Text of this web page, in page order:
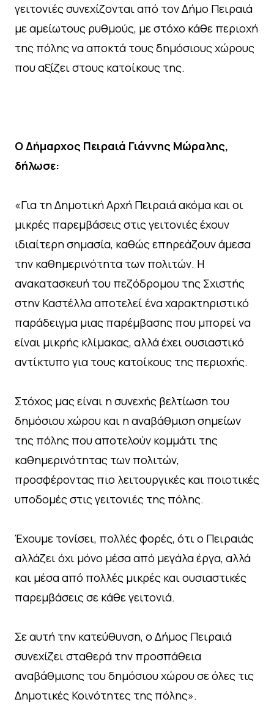
γειτονιές συνεχίζονται από τον Δήμο Πειραιά
με αμείωτους ρυθμούς, με στόχο κάθε περιοχή
της πόλης να αποκτά τους δημόσιους χώρους
που αξίζει στους κατοίκους της.
Ο Δήμαρχος Πειραιά Γιάννης Μώραλης,
δήλωσε:
«Για τη Δημοτική Αρχή Πειραιά ακόμα και οι
μικρές παρεμβάσεις στις γειτονιές έχουν
ιδιαίτερη σημασία, καθώς επηρεάζουν άμεσα
την καθημερινότητα των πολιτών. Η
ανακατασκευή του πεζόδρομου της Σχιστής
στην Καστέλλα αποτελεί ένα χαρακτηριστικό
παράδειγμα μιας παρέμβασης που μπορεί να
είναι μικρής κλίμακας, αλλά έχει ουσιαστικό
αντίκτυπο για τους κατοίκους της περιοχής.
Στόχος μας είναι η συνεχής βελτίωση του
δημόσιου χώρου και η αναβάθμιση σημείων
της πόλης που αποτελούν κομμάτι της
καθημερινότητας των πολιτών,
προσφέροντας πιο λειτουργικές και ποιοτικές
υποδομές στις γειτονιές της πόλης.
Έχουμε τονίσει, πολλές φορές, ότι ο Πειραιάς
αλλάζει όχι μόνο μέσα από μεγάλα έργα, αλλά
και μέσα από πολλές μικρές και ουσιαστικές
παρεμβάσεις σε κάθε γειτονιά.
Σε αυτή την κατεύθυνση, ο Δήμος Πειραιά
συνεχίζει σταθερά την προσπάθεια
αναβάθμισης του δημόσιου χώρου σε όλες τις
Δημοτικές Κοινότητες της πόλης».